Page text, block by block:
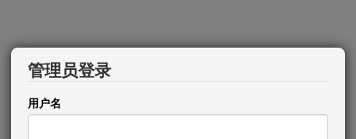
管理员登录
用户名